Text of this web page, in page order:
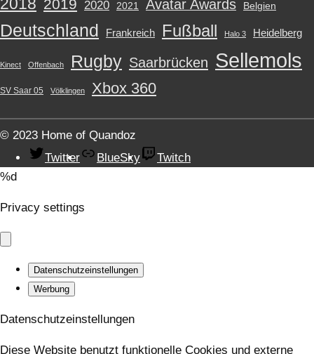
2019 2020 2021 Avatar Awards Belgien
Deutschland Frankreich Fußball Halo 3 Heidelberg
Kinect Offenbach Rugby Saarbrücken Sellemols
SV Saar 05 Völklingen Xbox 360
© 2023 Home of Quandoz
Twitter
BlueSky
Twitch
%d
Privacy settings
Datenschutzeinstellungen
Werbung
Datenschutzeinstellungen
Diese Website benutzt funktionelle Cookies und externe